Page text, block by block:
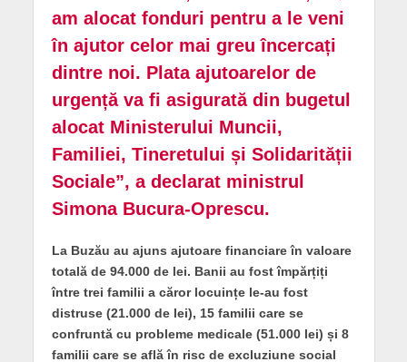
am alocat fonduri pentru a le veni
în ajutor celor mai greu încercați
dintre noi. Plata ajutoarelor de
urgență va fi asigurată din bugetul
alocat Ministerului Muncii,
Familiei, Tineretului și Solidarității
Sociale”, a declarat ministrul
Simona Bucura-Oprescu.
La Buzău au ajuns ajutoare financiare în valoare
totală de 94.000 de lei. Banii au fost împărțiți
între trei familii a căror locuințe le-au fost
distruse (21.000 de lei), 15 familii care se
confruntă cu probleme medicale (51.000 lei) și 8
familii care se află în risc de excluziune social